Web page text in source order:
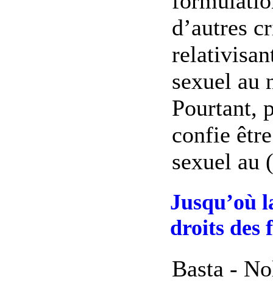
d’autres
sexuel au
Pourtant,
confie
sexuel au
Jusqu’où
droits des
Basta -